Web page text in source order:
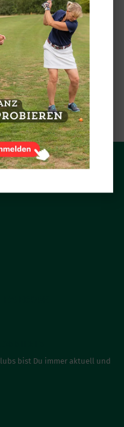
bist Du immer aktuell und